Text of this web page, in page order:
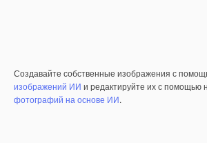
Создавайте собственные изображения с
изображений ИИ и редактируйте их с помощью
фотографий на основе ИИ.